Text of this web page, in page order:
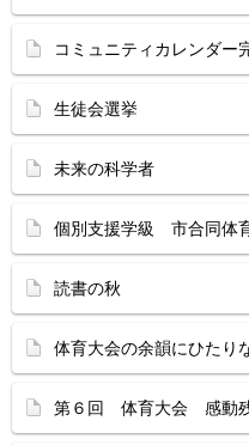
コミュニティカレンダー
生徒会選挙
未来の科学者
個別支援学級 市合同体
読書の秋
体育大会の余韻にひたり
第６回 体育大会 感動残